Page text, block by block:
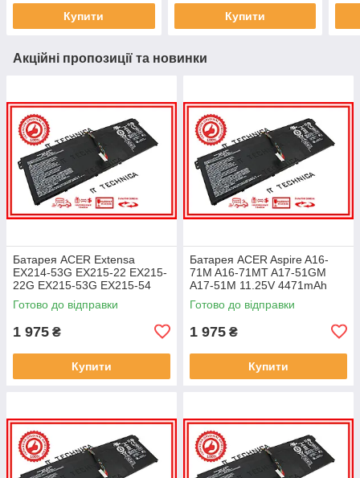
Купити Купити
Акційні пропозиції та новинки
Батарея ACER Extensa
EX214-53G EX215-22 EX215-
22G EX215-53G EX215-54
EX215-54G 11.25V 4471mAh
ОРИГІНАЛ
Готово до відправки
1 975 ₴
Купити
Батарея ACER Aspire A16-
71M A16-71MT A17-51GM
A17-51M 11.25V 4471mAh
ОРИГІНАЛ
Готово до відправки
1 975 ₴
Купити